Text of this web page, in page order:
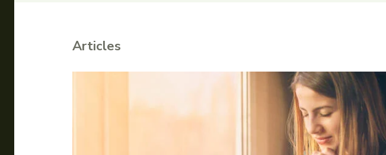
Articles